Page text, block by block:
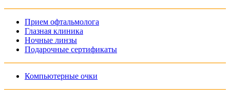
Прием офтальмолога
Глазная клиника
Ночные линзы
Подарочные сертификаты
Компьютерные очки